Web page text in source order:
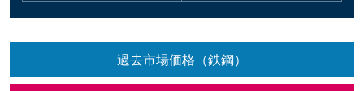
過去市場価格（鉄鋼）